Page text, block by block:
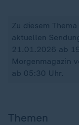
Zu diesem
aktuellen
21.01.2026 ab
Morgenmagazin
ab 05:30 Uhr.
Themen